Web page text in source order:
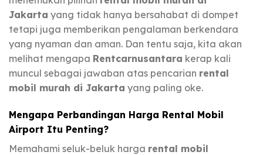
Jakarta yang tidak hanya bersahabat di dompet
tetapi juga memberikan pengalaman berkendara
yang nyaman dan aman. Dan tentu saja, kita akan
melihat mengapa Rentcarnusantara kerap kali
muncul sebagai jawaban atas pencarian rental
mobil murah di Jakarta yang paling oke.
Mengapa Perbandingan Harga Rental Mobil
Airport Itu Penting?
Memahami seluk-beluk harga rental mobil